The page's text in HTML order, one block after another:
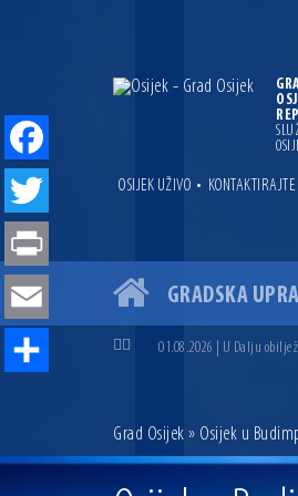
OSIJEK UŽIVO •
GRADSKA
04.07.2026 | Zbog
04.08.2026 | U Osijeku
01.08.2026 | U Dalju
13.07.2026 | Ljetnim
07.07.2026 | Održana 8.
Grad Osijek » Osijek u
Facebook
Twitter
Print
Email